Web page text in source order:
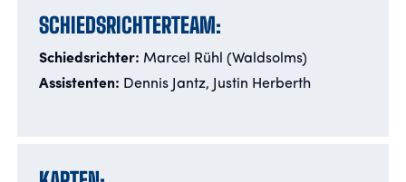
SCHIEDSRICHTERTEAM:
Schiedsrichter: Marcel Rühl (Waldsolms)
Assistenten: Dennis Jantz, Justin Herberth